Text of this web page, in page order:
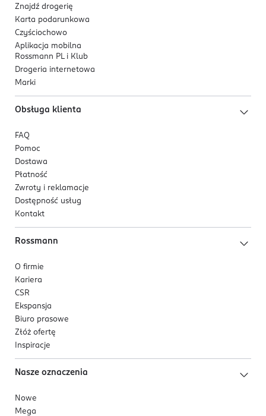
Nuty zapachowe
pieprz,
szafran,
ambra.
Składniki aktywne
oliwy z oliwek,
ekstrakt z nasion soi,
pantenol,
alantoina.
Do jakich włosów przeznaczony jest ten
produkt?
Szampon do codziennego stosowania, odpowiedni dla
Znajdź drogerię
Karta podarunkowa
Czyściochowo
Aplikacja mobilna
Rossmann PL i Klub
Drogeria internetowa
Marki
Obsługa klienta
FAQ
Pomoc
Dostawa
Płatność
Zwroty i reklamacje
Dostępność usług
Kontakt
Rossmann
O firmie
Kariera
CSR
Ekspansja
Biuro prasowe
Złóż ofertę
Inspiracje
Nasze oznaczenia
Nowe
Mega